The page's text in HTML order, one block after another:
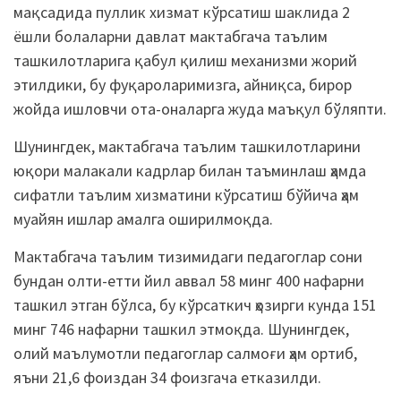
мақсадида пуллик хизмат кўрсатиш шаклида 2
ёшли болаларни давлат мактабгача таълим
ташкилотларига қабул қилиш механизми жорий
этилдики, бу фуқароларимизга, айниқса, бирор
жойда ишловчи ота-оналарга жуда маъқул бўляпти.
Шунингдек, мактабгача таълим ташкилотларини
юқори малакали кадрлар билан таъминлаш ҳамда
сифатли таълим хизматини кўрсатиш бўйича ҳам
муайян ишлар амалга оширилмоқда.
Мактабгача таълим тизимидаги педагоглар сони
бундан олти-етти йил аввал 58 минг 400 нафарни
ташкил этган бўлса, бу кўрсаткич ҳозирги кунда 151
минг 746 нафарни ташкил этмоқда. Шунингдек,
олий маълумотли педагоглар салмоғи ҳам ортиб,
яъни 21,6 фоиздан 34 фоизгача етказилди.